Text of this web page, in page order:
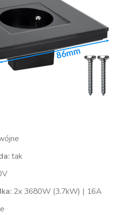
tak
2x 3680W (3.7kW) | 16A